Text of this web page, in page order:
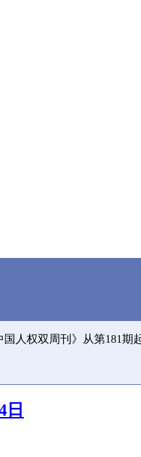
人权双周刊》从第181期
日